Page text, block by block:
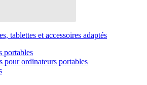
tablettes et accessoires adaptés
portables
pour ordinateurs portables